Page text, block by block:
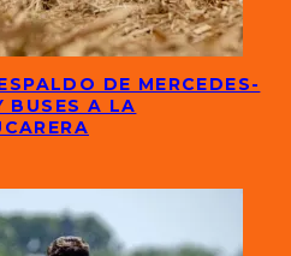
DE MERCEDES-
BUSES A LA